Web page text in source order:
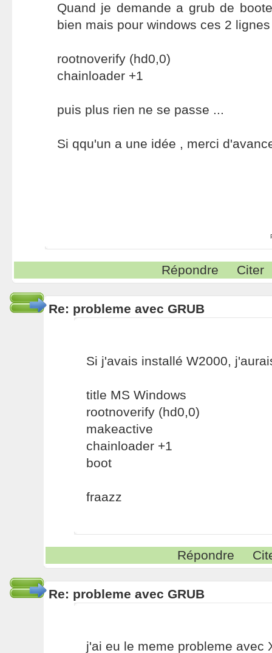
Quand je demande a grub de
bien mais pour windows ces 2
rootnoverify (hd0,0)
chainloader +1
puis plus rien ne se passe ...
Si qqu'un a une idée , merci
Répondre Citer
Re: probleme avec GRUB
Si j'avais installé W2000,
title MS Windows
rootnoverify (hd0,0)
makeactive
chainloader +1
boot
fraazz
Répondre
Re: probleme avec GRUB
j'ai eu le meme probleme avec